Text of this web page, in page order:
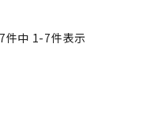
7件中 1-7件表示